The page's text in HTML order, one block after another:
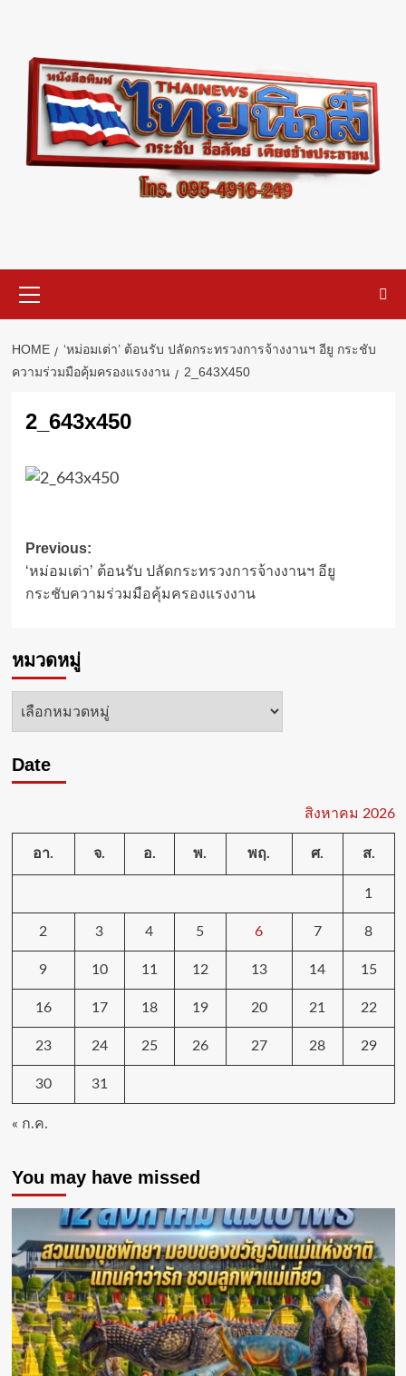
content
Menu
HOME
‘หม่อมเต่า’ ต้อนรับ ปลัดกระทรวงการจ้างงานฯ อียู กระชับ
ความร่วมมือคุ้มครองแรงงาน
2_643X450
2_643x450
Post
navigation
Previous:
‘หม่อมเต่า’ ต้อนรับ ปลัดกระทรวงการจ้างงานฯ อียู
กระชับความร่วมมือคุ้มครองแรงงาน
หมวดหมู่
หมวด
Date
สิงหาคม 2026
อา. จ. อ. พ. พฤ. ศ. ส.
1
2 3 4 5 6 7 8
9 10 11 12 13 14 15
16 17 18 19 20 21 22
23 24 25 26 27 28 29
30 31
« ก.ค.
You may have missed